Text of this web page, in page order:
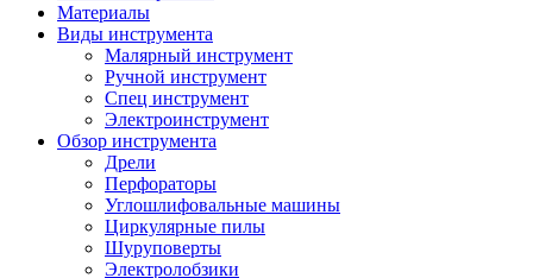
Материалы
Виды инструмента
Малярный инструмент
Ручной инструмент
Спец инструмент
Электроинструмент
Обзор инструмента
Дрели
Перфораторы
Углошлифовальные машины
Циркулярные пилы
Шуруповерты
Электролобзики